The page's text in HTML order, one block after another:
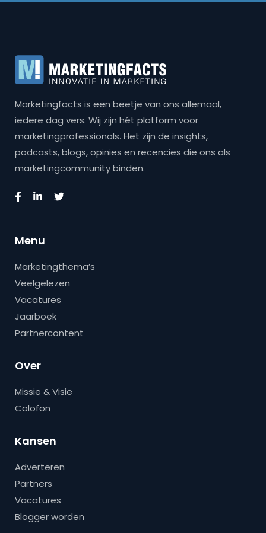
Marketingfacts is een beetje van ons allemaal,
iedere dag vers. Wij zijn hét platform voor
marketingprofessionals. Het zijn de insights,
podcasts, blogs, opinies en recencies die ons als
marketingcommunity binden.
Menu
Marketingthema’s
Veelgelezen
Vacatures
Jaarboek
Partnercontent
Over
Missie & Visie
Colofon
Kansen
Adverteren
Partners
Vacatures
Blogger worden